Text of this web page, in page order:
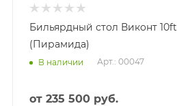
Бильярдный стол Виконт 10ft
(Пирамида)
В наличии Арт.: 00047
от 235 500 руб.